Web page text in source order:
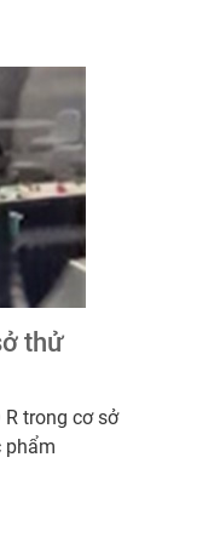
thử
trong cơ sở
phẩm